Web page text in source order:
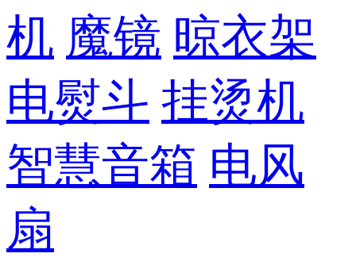
机 魔镜 晾衣架
电熨斗 挂烫机
智慧音箱 电风
扇